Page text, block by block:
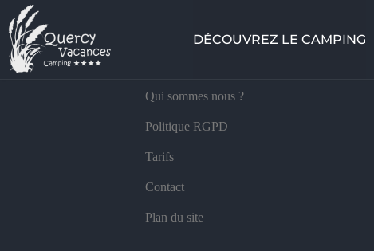
DÉCOUVREZ LE CAMPING
Qui sommes nous ?
Politique RGPD
Tarifs
Contact
Plan du site